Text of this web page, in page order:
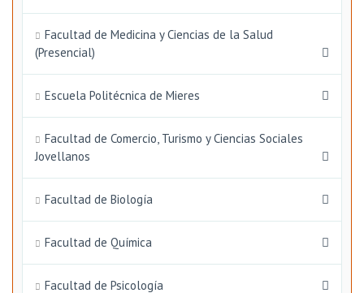
Facultad de Medicina y Ciencias de la Salud
(Presencial)
Escuela Politécnica de Mieres
Facultad de Comercio, Turismo y Ciencias Sociales
Jovellanos
Facultad de Biología
Facultad de Química
Facultad de Psicología